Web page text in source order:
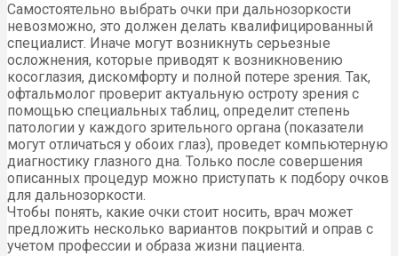
Самостоятельно выбрать очки при дальнозоркости
невозможно, это должен делать квалифицированный
специалист. Иначе могут возникнуть серьезные
осложнения, которые приводят к возникновению
косоглазия, дискомфорту и полной потере зрения. Так,
офтальмолог проверит актуальную остроту зрения с
помощью специальных таблиц, определит степень
патологии у каждого зрительного органа (показатели
могут отличаться у обоих глаз), проведет компьютерную
диагностику глазного дна. Только после совершения
описанных процедур можно приступать к подбору очков
для дальнозоркости.
Чтобы понять, какие очки стоит носить, врач может
предложить несколько вариантов покрытий и оправ с
учетом профессии и образа жизни пациента.